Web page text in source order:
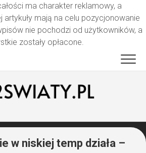
ma charakter reklamowy, a
artykuły mają na celu pozycjonowanie
nie pochodzi od użytkowników, a
zostały opłacone.
w niskiej temp działa –